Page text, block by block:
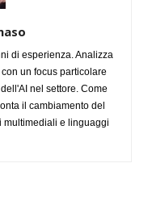
di esperienza. Analizza
un focus particolare
nel settore. Come
il cambiamento del
multimediali e linguaggi